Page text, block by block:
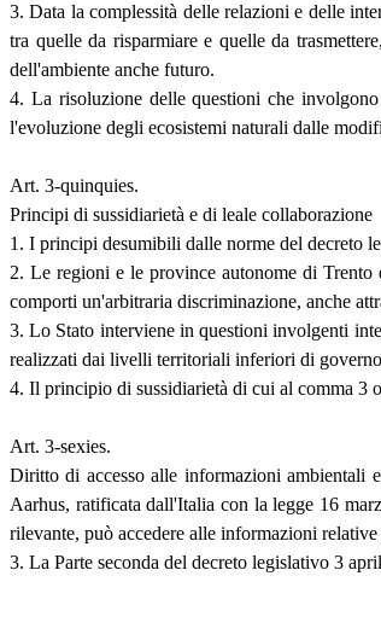
3. Data la complessità delle relazioni e delle
tra quelle da risparmiare e quelle da
dell'ambiente anche futuro.
4. La risoluzione delle questioni che
l'evoluzione degli ecosistemi naturali dalle
Art. 3-quinquies.
Principi di sussidiarietà e di leale collaborazione
1. I principi desumibili dalle norme del decreto
2. Le regioni e le province autonome di
comporti un'arbitraria discriminazione, anche
3. Lo Stato interviene in questioni involgenti
realizzati dai livelli territoriali inferiori di
4. Il principio di sussidiarietà di cui al comma 3
Art. 3-sexies.
Diritto di accesso alle informazioni ambientali
Aarhus, ratificata dall'Italia con la legge 16
rilevante, può accedere alle informazioni
3. La Parte seconda del decreto legislativo 3